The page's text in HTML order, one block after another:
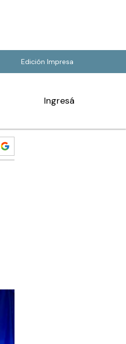
Edición Impresa
Ingresá